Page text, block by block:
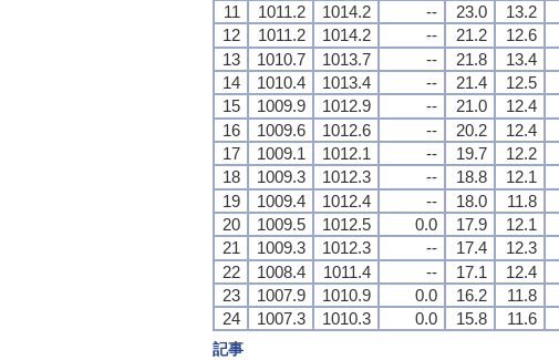
11
1011.2 1014.2 -- 23.0 13.2
12
1011.2 1014.2 -- 21.2 12.6
13
1010.7 1013.7 -- 21.8 13.4
14
1010.4 1013.4 -- 21.4 12.5
15
1009.9 1012.9 -- 21.0 12.4
16
1009.6 1012.6 -- 20.2 12.4
17
1009.1 1012.1 -- 19.7 12.2
18
1009.3 1012.3 -- 18.8 12.1
19
1009.4 1012.4 -- 18.0 11.8
20
1009.5 1012.5 0.0 17.9 12.1
21
1009.3 1012.3 -- 17.4 12.3
22
1008.4 1011.4 -- 17.1 12.4
23
1007.9 1010.9 0.0 16.2 11.8
24
1007.3 1010.3 0.0 15.8 11.6
記事